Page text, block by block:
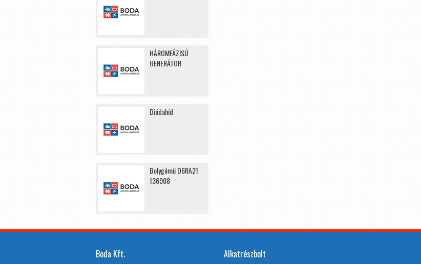
HÁROMFÁZISÚ
GENERÁTOR
Diódahíd
Bolygómü D6RA21
136908
Boda Kft. Alkatrészbolt